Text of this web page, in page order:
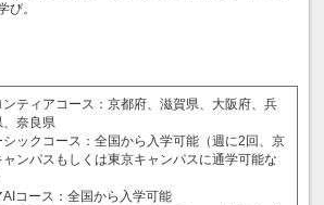
び。
ンティアコース：京都府、滋賀県、大阪府、兵
、奈良県
シックコース：全国から入学可能（週に2回、京
ャンパスもしくは東京キャンパスに通学可能な
AIコース：全国から入学可能